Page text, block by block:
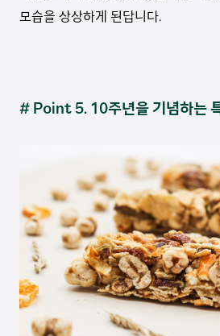
모습을 상상하게 된답니다.
# Point 5. 10주년을 기념하는